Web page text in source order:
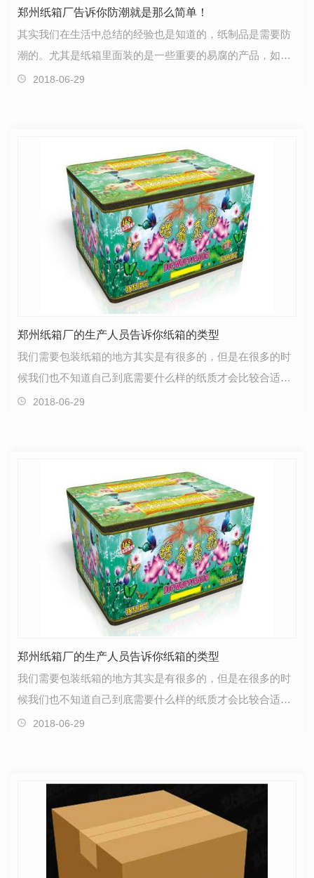
郑州纸箱厂告诉你防潮就是那么简单！
其实我们在生活中总结的经验也是知道的，纸制品是需要防
潮的。尤其是纸箱里面装的是一些重要的易腐的产品，如果
仅仅是因为纸箱没有做好防潮而导致里面的东西受到了…
2018-06-29
郑州纸箱厂的生产人员告诉你纸箱的类型
我们需要包装纸箱的地方其实是有很多的，但是在很多的时
候我们也不知道自己到底需要什么样的纸质才会比较合适
的，这个您不用担心，郑州纸箱厂会给你说几种类型的。…
2018-06-29
郑州纸箱厂的生产人员告诉你纸箱的类型
我们需要包装纸箱的地方其实是有很多的，但是在很多的时
候我们也不知道自己到底需要什么样的纸质才会比较合适
的，这个您不用担心，郑州纸箱厂会给你说几种类型的。…
2018-06-29